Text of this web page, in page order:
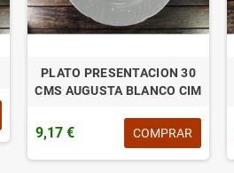
PLATO PRESENTACION 30
CMS AUGUSTA BLANCO CIM
9,17 € COMPRAR